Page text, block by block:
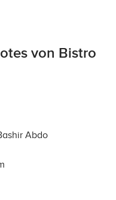
von Bistro
Abdo